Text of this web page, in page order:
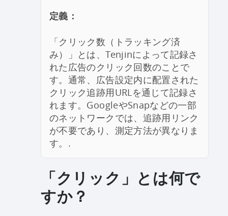
定義：
「クリック数（トラッキング済
み）」とは、Tenjinによって記録さ
れた広告のクリック回数のことで
す。通常、広告設定内に配置された
クリック追跡用URLを通じて記録さ
れます。GoogleやSnapなどの一部
のネットワークでは、追跡用リンク
が不要であり、測定方法が異なりま
す。.
「クリック」とは何で
すか？